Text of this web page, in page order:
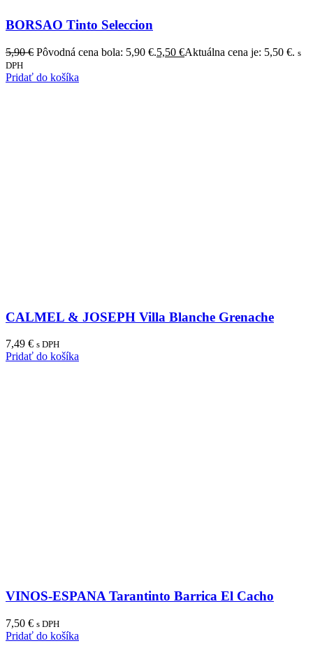
BORSAO Tinto Seleccion
5,90€ Pôvodná cena bola: 5,90 €.5,50 €Aktuálna cena je: 5,50 €. s
DPH
Pridať do košíka
CALMEL & JOSEPH Villa Blanche Grenache
7,49 € s DPH
Pridať do košíka
VINOS-ESPANA Tarantinto Barrica El Cacho
7,50 € s DPH
Pridať do košíka